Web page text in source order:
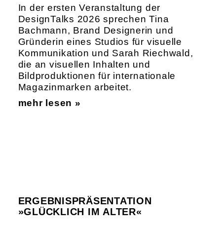
In der ersten Veranstaltung der
DesignTalks 2026 sprechen Tina
Bachmann, Brand Designerin und
Gründerin eines Studios für visuelle
Kommunikation und Sarah Riechwald,
die an visuellen Inhalten und
Bildproduktionen für internationale
Magazinmarken arbeitet.
mehr lesen »
ERGEBNISPRÄSENTATION
»GLÜCKLICH IM ALTER«